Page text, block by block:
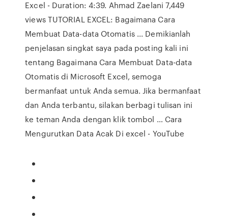
Excel - Duration: 4:39. Ahmad Zaelani 7,449
views TUTORIAL EXCEL: Bagaimana Cara
Membuat Data-data Otomatis ... Demikianlah
penjelasan singkat saya pada posting kali ini
tentang Bagaimana Cara Membuat Data-data
Otomatis di Microsoft Excel, semoga
bermanfaat untuk Anda semua. Jika bermanfaat
dan Anda terbantu, silakan berbagi tulisan ini
ke teman Anda dengan klik tombol … Cara
Mengurutkan Data Acak Di excel - YouTube